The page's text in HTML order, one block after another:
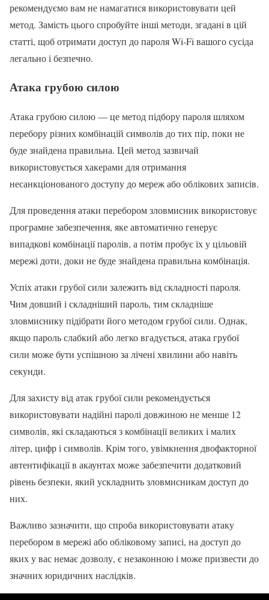
рекомендуємо вам не намагатися використовувати цей
метод. Замість цього спробуйте інші методи, згадані в цій
статті, щоб отримати доступ до пароля Wi-Fi вашого сусіда
легально і безпечно.
Атака грубою силою
Атака грубою силою — це метод підбору пароля шляхом
перебору різних комбінацій символів до тих пір, поки не
буде знайдена правильна. Цей метод зазвичай
використовується хакерами для отримання
несанкціонованого доступу до мереж або облікових записів.
Для проведення атаки перебором зловмисник використовує
програмне забезпечення, яке автоматично генерує
випадкові комбінації паролів, а потім пробує їх у цільовій
мережі доти, доки не буде знайдена правильна комбінація.
Успіх атаки грубої сили залежить від складності пароля.
Чим довший і складніший пароль, тим складніше
зловмиснику підібрати його методом грубої сили. Однак,
якщо пароль слабкий або легко вгадується, атака грубої
сили може бути успішною за лічені хвилини або навіть
секунди.
Для захисту від атак грубої сили рекомендується
використовувати надійні паролі довжиною не менше 12
символів, які складаються з комбінації великих і малих
літер, цифр і символів. Крім того, увімкнення двофакторної
автентифікації в акаунтах може забезпечити додатковий
рівень безпеки, який ускладнить зловмисникам доступ до
них.
Важливо зазначити, що спроба використовувати атаку
перебором в мережі або обліковому записі, на доступ до
яких у вас немає дозволу, є незаконною і може призвести до
значних юридичних наслідків.